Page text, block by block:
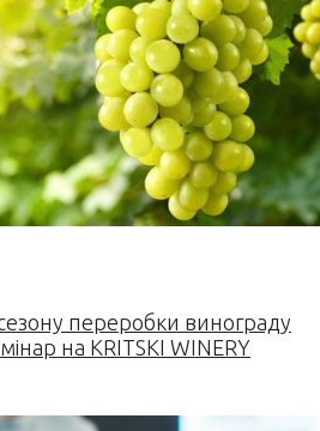
переробки винограду
на KRITSKI WINERY